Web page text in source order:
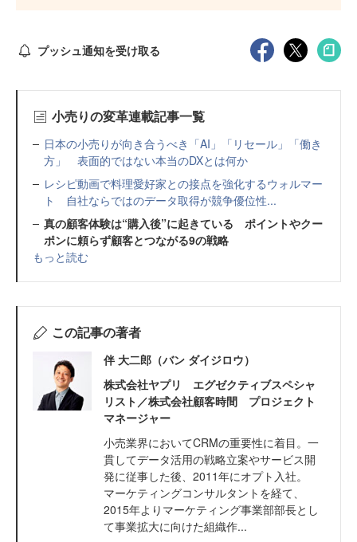
プッシュ通知を受け取る
小売りの変革連載記事一覧
日本の小売りが向き合うべき「AI」「リセール」「働き
方」 表面的ではない本当のDXとは何か
レシピ動画で料理愛好家との接点を強化するウォルマー
ト 自社ならではのデータ取得が競争優位性...
真の顧客体験は“購入後”に起きている ポイントやクー
ポンに頼らず顧客とつながる9の戦略
もっと読む
この記事の著者
伴 大二郎（バン ダイジロウ）
株式会社ヤプリ エグゼクティブスペシャ
リスト／株式会社顧客時間 プロジェクト
マネージャー
小売業界においてCRMの重要性に着目。一
貫してデータ活用の戦略立案やサービス開
発に従事した後、2011年にオプト入社。
マーケティングコンサルタントを経て、
2015年よりマーケティング事業部部長とし
て事業拡大に向けた組織作...